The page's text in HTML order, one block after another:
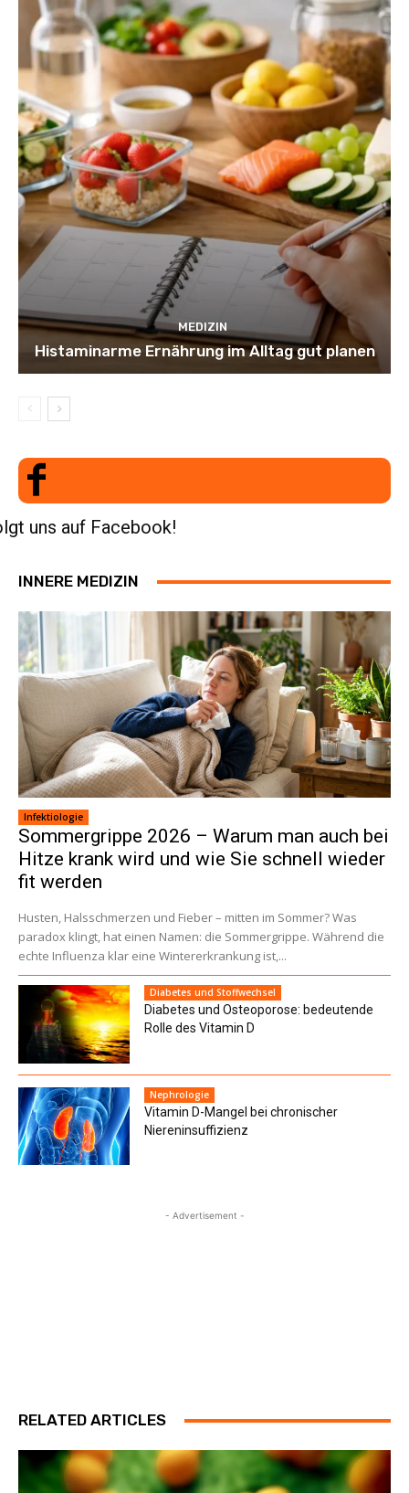
MEDIZIN
Histaminarme Ernährung im Alltag gut planen
uns auf Facebook!
INNERE MEDIZIN
Infektiologie
Sommergrippe 2026 – Warum man auch bei
Hitze krank wird und wie Sie schnell wieder
fit werden
Husten, Halsschmerzen und Fieber – mitten im Sommer? Was
paradox klingt, hat einen Namen: die Sommergrippe. Während die
echte Influenza klar eine Wintererkrankung ist,...
Diabetes und Stoffwechsel
Diabetes und Osteoporose: bedeutende
Rolle des Vitamin D
Nephrologie
Vitamin D-Mangel bei chronischer
Niereninsuffizienz
- Advertisement -
RELATED ARTICLES